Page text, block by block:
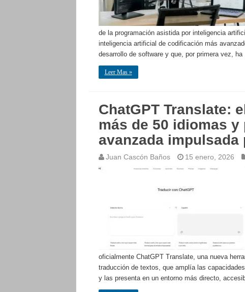
de la programación asistida por inteligencia
inteligencia artificial de codificación más
desarrollo de software y que, por primera vez,
Leer Mas »
ChatGPT Translate:
más de 50 idiomas
avanzada impulsada
Juan Cascón Baños 15 enero, 2026
oficialmente ChatGPT Translate, una nueva
traducción de textos, que amplía las
y las presenta en un entorno más directo,